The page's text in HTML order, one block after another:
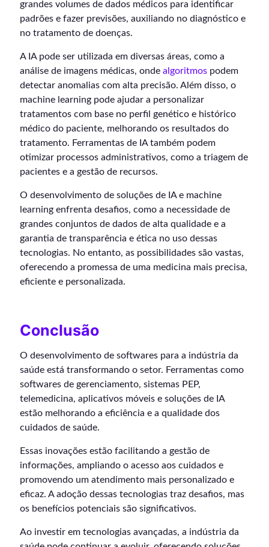
grandes volumes de dados médicos para identificar
padrões e fazer previsões, auxiliando no diagnóstico e
no tratamento de doenças.
A IA pode ser utilizada em diversas áreas, como a
análise de imagens médicas, onde algoritmos podem
detectar anomalias com alta precisão. Além disso, o
machine learning pode ajudar a personalizar
tratamentos com base no perfil genético e histórico
médico do paciente, melhorando os resultados do
tratamento. Ferramentas de IA também podem
otimizar processos administrativos, como a triagem de
pacientes e a gestão de recursos.
O desenvolvimento de soluções de IA e machine
learning enfrenta desafios, como a necessidade de
grandes conjuntos de dados de alta qualidade e a
garantia de transparência e ética no uso dessas
tecnologias. No entanto, as possibilidades são vastas,
oferecendo a promessa de uma medicina mais precisa,
eficiente e personalizada.
Conclusão
O desenvolvimento de softwares para a indústria da
saúde está transformando o setor. Ferramentas como
softwares de gerenciamento, sistemas PEP,
telemedicina, aplicativos móveis e soluções de IA
estão melhorando a eficiência e a qualidade dos
cuidados de saúde.
Essas inovações estão facilitando a gestão de
informações, ampliando o acesso aos cuidados e
promovendo um atendimento mais personalizado e
eficaz. A adoção dessas tecnologias traz desafios, mas
os benefícios potenciais são significativos.
Ao investir em tecnologias avançadas, a indústria da